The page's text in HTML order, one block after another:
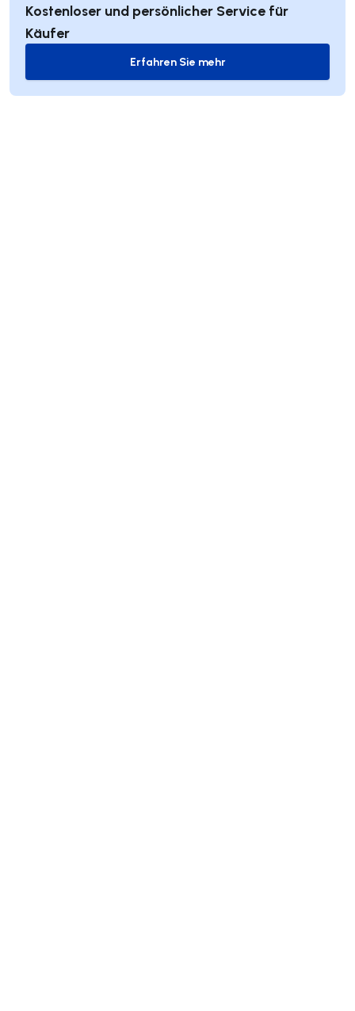
Kostenloser und persönlicher Service für
Käufer
Erfahren Sie mehr
Erfahren Sie mehr